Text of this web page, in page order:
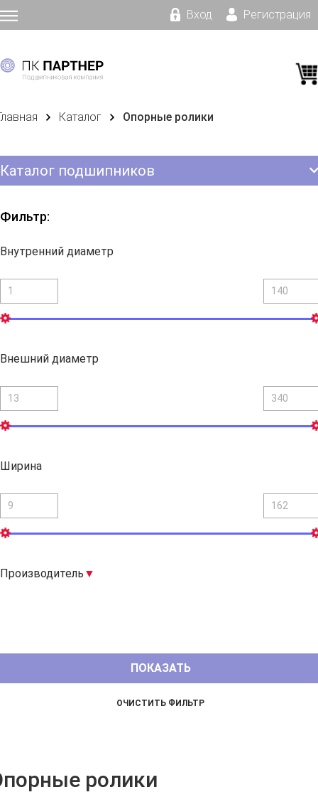
Вход Регистрация
Каталог Опорные ролики
Каталог подшипников
Фильтр:
Внутренний диаметр
Внешний диаметр
Ширина
Производитель
ролики